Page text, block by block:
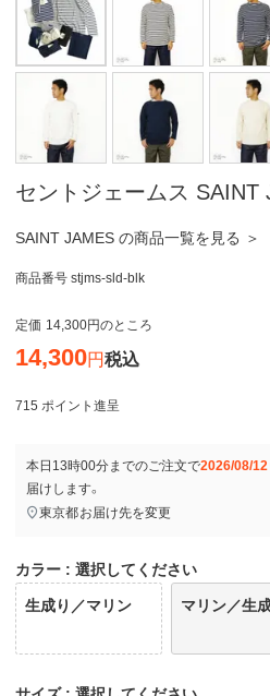
セントジェームス SAINT
SAINT JAMES の商品一覧を見る ＞
商品番号 stjms-sld-blk
定価 14,300 のところ
14,300 税込
715 ポイント進呈
本日 13時00分までのご注文で2026/08/12
届けします。
東京都お届け先を変更
カラー 選択してください
生成り／マリン マリン／生